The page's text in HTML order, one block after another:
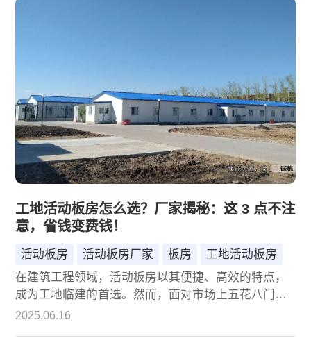
工地活动板房怎么选？厂家揭秘：这 3 点不注
意，省钱变费钱！
活动板房 活动板房厂家 板房
工地活动板房
在建筑工程领域，活动板房以其便捷、高效的特点，
成为工地临建的首选。然而，面对市场上五花八门的
活动板房产品，如何选择既能保障工程需求，又能避
2025.06.16